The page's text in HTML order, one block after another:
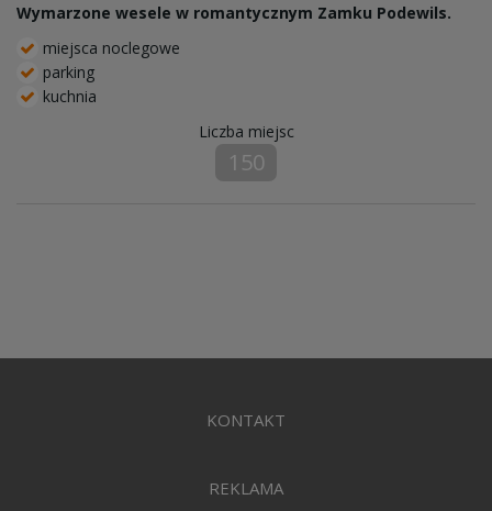
Wymarzone wesele w romantycznym Zamku Podewils.
miejsca noclegowe
parking
kuchnia
Liczba miejsc
150
KONTAKT
REKLAMA